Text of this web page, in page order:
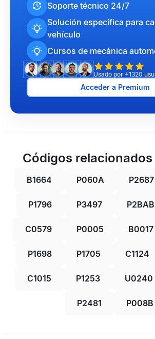
Soporte técnico 24/7
Solución específica para
vehículo
Cursos de mecánica
Usado por +1320
Acceder a Premium
Códigos relacionados
B1664 P060A P2687
P1796 P3497 P2BAB
C0579 P0005 B0017
P1698 P1705 C1124
C1015 P1253 U0240
P2481 P008B